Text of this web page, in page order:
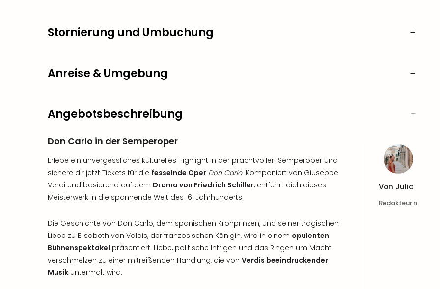
Stornierung und Umbuchung
Anreise & Umgebung
Angebotsbeschreibung
Don Carlo in der Semperoper
Erlebe ein unvergessliches kulturelles Highlight in der prachtvollen Semperoper und
sichere dir jetzt Tickets für die fesselnde Oper Don Carlo! Komponiert von Giuseppe
Verdi und basierend auf dem Drama von Friedrich Schiller, entführt dich dieses
Meisterwerk in die spannende Welt des 16. Jahrhunderts.
Die Geschichte von Don Carlo, dem spanischen Kronprinzen, und seiner tragischen
Liebe zu Elisabeth von Valois, der französischen Königin, wird in einem opulenten
Bühnenspektakel präsentiert. Liebe, politische Intrigen und das Ringen um Macht
verschmelzen zu einer mitreißenden Handlung, die von Verdis beeindruckender
Musik untermalt wird.
Von Julia
Redakteurin